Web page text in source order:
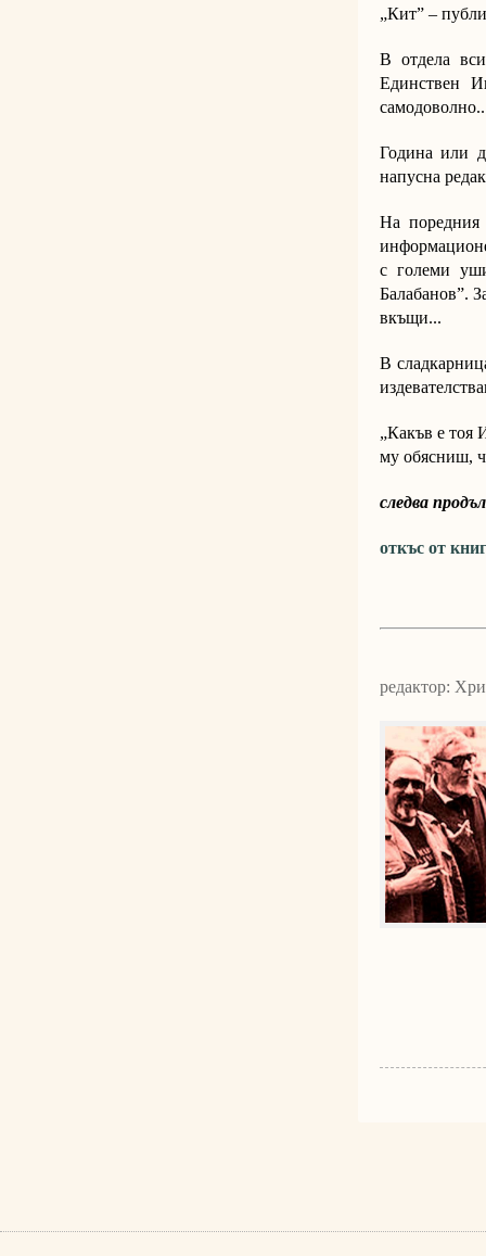
„Кит” –
В отдела
Единствен
Година или
напусна
На поредния
с големи
Балабанов”.
вкъщи...
В
„Какъв е тоя
му обясниш,
следва
откъс от
редактор: